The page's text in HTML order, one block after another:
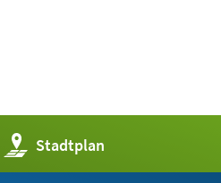
Stadtplan
(Öffnet
in
einem